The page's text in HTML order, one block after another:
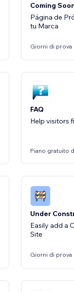
Coming
Página de
tu Marca
Giorni di prova
FAQ
Help visitors
Piano gratuito
Under
Easily add a
Site
Giorni di prova